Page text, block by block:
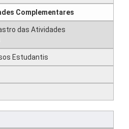
Complementares
das Atividades
Estudantis